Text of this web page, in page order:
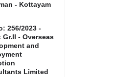
- Kottayam
256/2023 -
Gr.II - Overseas
and
Limited